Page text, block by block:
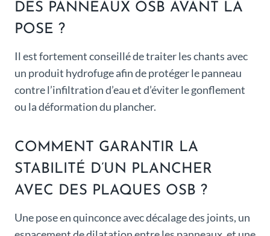
DES PANNEAUX OSB AVANT LA
POSE ?
Il est fortement conseillé de traiter les chants avec
un produit hydrofuge afin de protéger le panneau
contre l’infiltration d’eau et d’éviter le gonflement
ou la déformation du plancher.
COMMENT GARANTIR LA
STABILITÉ D’UN PLANCHER
AVEC DES PLAQUES OSB ?
Une pose en quinconce avec décalage des joints, un